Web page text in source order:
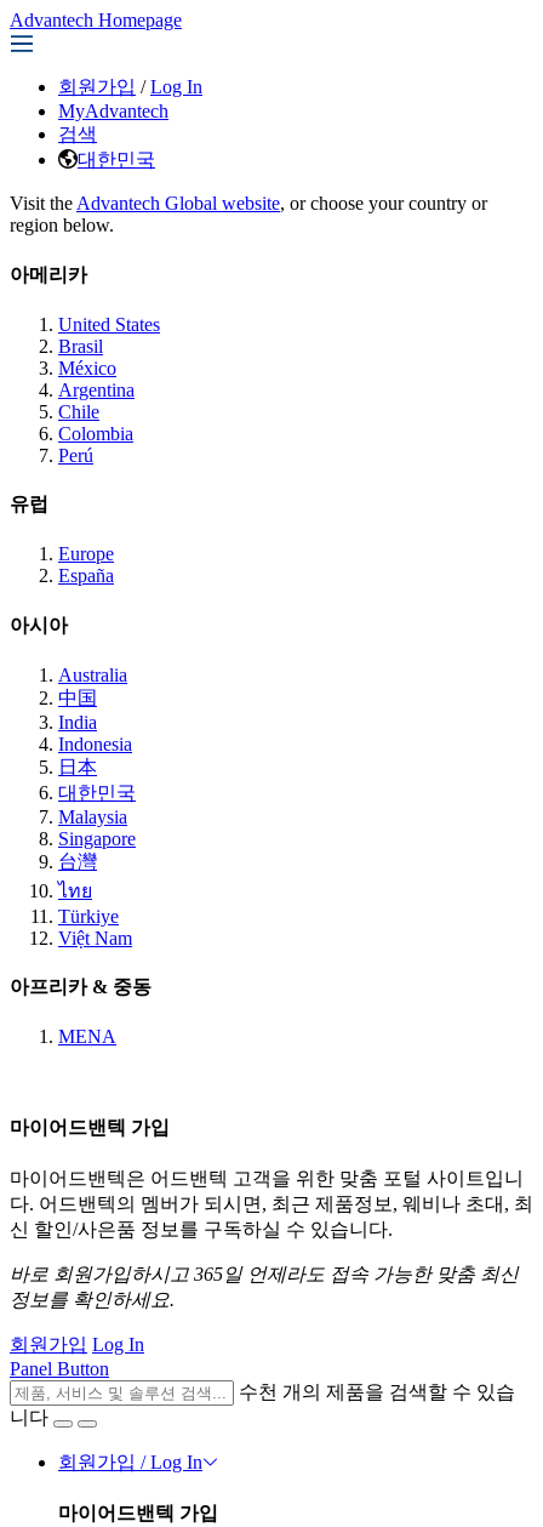
Advantech Homepage
회원가입 / Log In
MyAdvantech
검색
대한민국
Visit the Advantech Global website, or choose your country or
region below.
아메리카
United States
Brasil
México
Argentina
Chile
Colombia
Perú
유럽
Europe
España
아시아
Australia
中国
India
Indonesia
日本
대한민국
Malaysia
Singapore
台灣
ไทย
Türkiye
Việt Nam
아프리카 & 중동
MENA
마이어드밴텍 가입
마이어드밴텍은 어드밴텍 고객을 위한 맞춤 포털 사이트입니
다. 어드밴텍의 멤버가 되시면, 최근 제품정보, 웨비나 초대, 최
신 할인/사은품 정보를 구독하실 수 있습니다.
바로 회원가입하시고 365일 언제라도 접속 가능한 맞춤 최신
정보를 확인하세요.
회원가입 Log In
Panel Button
수천 개의 제품을 검색할 수 있습
니다
회원가입 / Log In
마이어드밴텍 가입